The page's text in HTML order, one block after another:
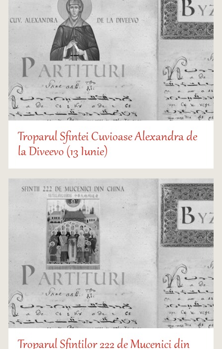
Troparul Sfintei Cuvioase Alexandra de
la Diveevo (13 Iunie)
Troparul Sfinților 222 de Mucenici din